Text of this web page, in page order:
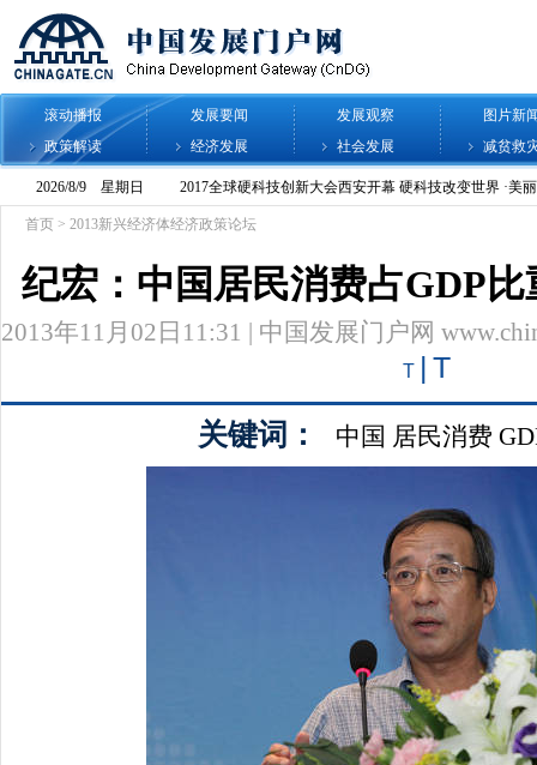
滚动播报 发展要闻 发展观察
图片新
政策解读
经济发展 社会发展 减贫救
首页 > 2013新兴经济体经济政策论坛
纪宏：中国居民消费占GDP
2013年11月02日11:31 | 中国发展门户网
T T
关键词： 中国 居民消费